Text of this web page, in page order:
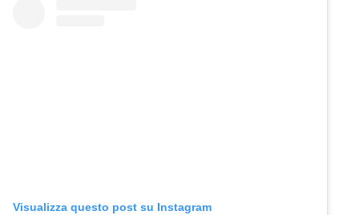
Visualizza questo post su Instagram